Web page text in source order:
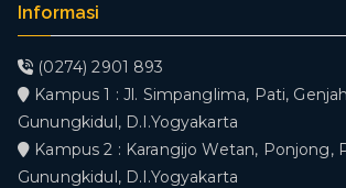
Informasi
(0274) 2901 893
Kampus 1 : Jl. Simpanglima, Pati,
Gunungkidul, D.I.Yogyakarta
Kampus 2 : Karangijo Wetan, Ponjong,
Gunungkidul, D.I.Yogyakarta